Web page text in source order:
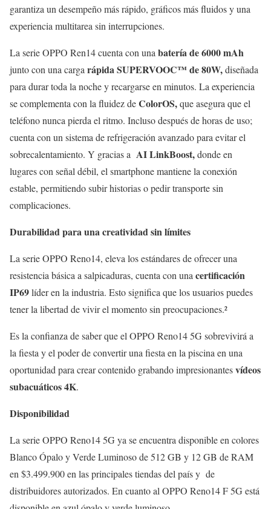
garantiza un desempeño más rápido, gráficos más fluidos y una
experiencia multitarea sin interrupciones.
La serie OPPO Ren14 cuenta con una batería de 6000 mAh
junto con una carga rápida SUPERVOOC™ de 80W,diseñada
para durar toda la noche y recargarse en minutos. La experiencia
se complementa con la fluidez deColorOS,que asegura que el
teléfono nunca pierda el ritmo. Incluso después de horas de uso;
cuenta con un sistema de refrigeración avanzado para evitar el
sobrecalentamiento. Y gracias a AI LinkBoost,donde en
lugares con señal débil, el smartphone mantiene la conexión
estable, permitiendo subir historias o pedir transporte sin
complicaciones.
Durabilidad para una creatividad sin límites
La serie OPPO Reno14, eleva los estándares de ofrecer una
resistencia básica a salpicaduras, cuenta con una certificación
IP69líder en la industria. Esto significa que los usuarios puedes
tener la libertad de vivir el momento sin preocupaciones.²
Es la confianza de saber que el OPPO Reno14 5G sobrevivirá a
la fiesta y el poder de convertir una fiesta en la piscina en una
oportunidad para crear contenido grabando impresionantesvídeos
subacuáticos 4K.
Disponibilidad
La serie OPPO Reno14 5G ya se encuentra disponible en colores
Blanco Ópalo y Verde Luminoso de 512 GB y 12 GB de RAM
en $3.499.900 en las principales tiendas del país y de
distribuidores autorizados. En cuanto al OPPO Reno14 F 5G está